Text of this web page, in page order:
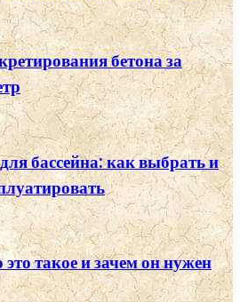
бетона за
бассейна: как выбрать и
такое и зачем он нужен